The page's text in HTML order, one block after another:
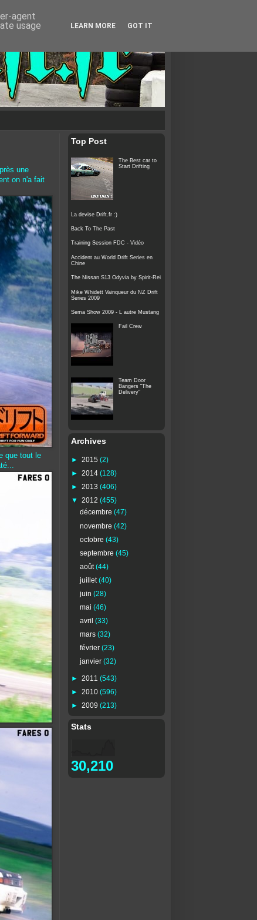
une
on n'a fait
que tout le
Top Post
The Best car to
Start Drifting
La devise Drift.fr :)
Back To The Past
Training Session FDC - Vidéo
Accident au World Drift Series en
Chine
The Nissan S13 Odyvia by Spirit-Rei
Mike Whidett Vainqueur du NZ Drift
Series 2009
Sema Show 2009 - L autre Mustang
Fail Crew
Team Door
Bangers "The
Delivery"
Archives
► 2015 (2)
► 2014 (128)
► 2013 (406)
▼ 2012 (455)
décembre (47)
novembre (42)
octobre (43)
septembre (45)
août (44)
juillet (40)
juin (28)
mai (46)
avril (33)
mars (32)
février (23)
janvier (32)
► 2011 (543)
► 2010 (596)
► 2009 (213)
Stats
30,210
agent
usage
LEARN MORE GOT IT